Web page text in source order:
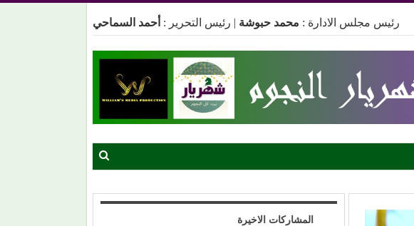
رئيس مجلس الادارة : محمد حبوشة | رئيس التحرير : أحمد السماحي
المشاركات الاخيرة